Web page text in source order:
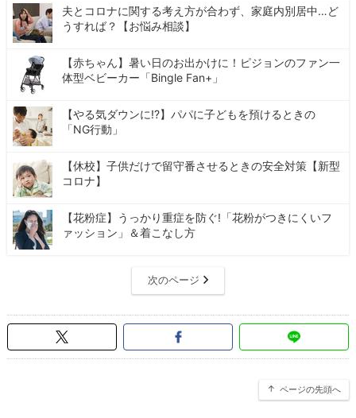
夫とコロナに関する考え方が合わず、家庭内別居中…ど
うすれば？【お悩み相談】
【赤ちゃん】暑い日のお出かけに！ピジョンのファン一
体型ベビーカー「Bingle Fan+」
【やる気ダウンに!?】パパに子どもを預けるときの
「NG行動」
【休校】子供だけで留守番させるときの安全対策【新型
コロナ】
【花粉症】うっかり重症を防ぐ!「花粉がつきにくいフ
ァッション」＆着こなし方
次のページ
ページの先頭へ